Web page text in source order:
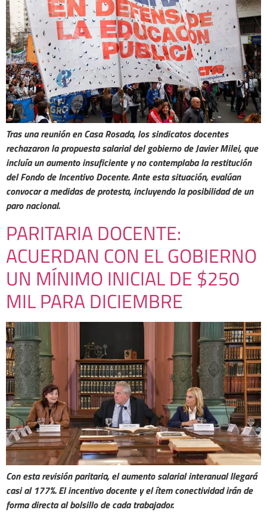
Tras una reunión en Casa Rosada, los sindicatos docentes
rechazaron la propuesta salarial del gobierno de Javier Milei, que
incluía un aumento insuficiente y no contemplaba la restitución
del Fondo de Incentivo Docente. Ante esta situación, evalúan
convocar a medidas de protesta, incluyendo la posibilidad de un
paro nacional.
PARITARIA DOCENTE:
ACUERDAN CON EL GOBIERNO
UN MÍNIMO INICIAL DE $250
MIL PARA DICIEMBRE
Con esta revisión paritaria, el aumento salarial interanual llegará
casi al 177%. El incentivo docente y el ítem conectividad irán de
forma directa al bolsillo de cada trabajador.